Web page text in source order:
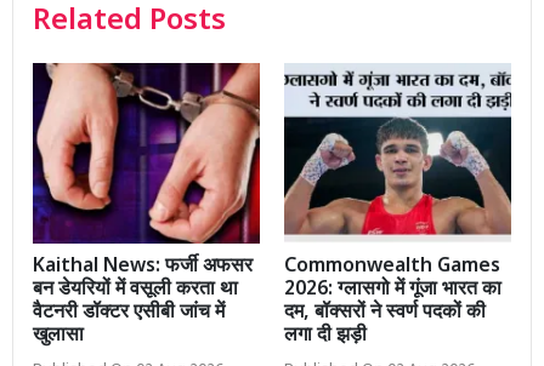
Related Posts
Kaithal News: फर्जी अफसर
बन डेयरियों में वसूली करता था
वैटनरी डॉक्टर एसीबी जांच में
खुलासा
Commonwealth Games
2026: ग्लासगो में गूंजा भारत का
दम, बॉक्सरों ने स्वर्ण पदकों की
लगा दी झड़ी